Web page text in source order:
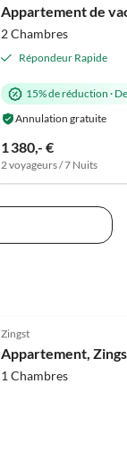
2 Chambres
Répondeur Rapide
15% de réduction ·
Annulation gratuite
1 380,- €
2 voyageurs / 7 Nuits
Zingst
Appartement,
1 Chambres